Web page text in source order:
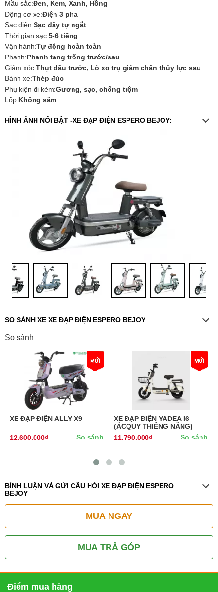
Mầu sắc:Đen, Kem, Xanh, Hồng
Động cơ xe:Điện 3 pha
Sạc điện:Sạc đầy tự ngắt
Thời gian sạc:5-6 tiếng
Vận hành:Tự động hoàn toàn
Phanh:Phanh tang trống trước/sau
Giảm xóc:Thụt dầu trước, Lò xo trụ giảm chấn thủy lực sau
Bánh xe:Thép đúc
Phụ kiện đi kèm:Gương, sạc, chống trộm
Lốp:Không săm
HÌNH ẢNH NỔI BẬT -XE ĐẠP ĐIỆN ESPERO BEJOY:
SO SÁNH XE XE ĐẠP ĐIỆN ESPERO BEJOY
So sánh
XE ĐẠP ĐIỆN ALLY X9
12.600.000₫ So sánh
XE ĐẠP ĐIỆN YADEA I6
(ẮCQUY THIÊNG NĂNG)
11.790.000₫
So sánh
BÌNH LUẬN VÀ GỬI CÂU HỎI XE ĐẠP ĐIỆN ESPERO
BEJOY
MUA NGAY
MUA TRẢ GÓP
Điểm mua hàng